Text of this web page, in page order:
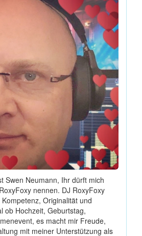
Swen Neumann, Ihr dürft mich
nennen. DJ RoxyFoxy
Originalität und
ob Hochzeit, Geburtstag,
es macht mir Freude,
mit meiner Unterstützung als